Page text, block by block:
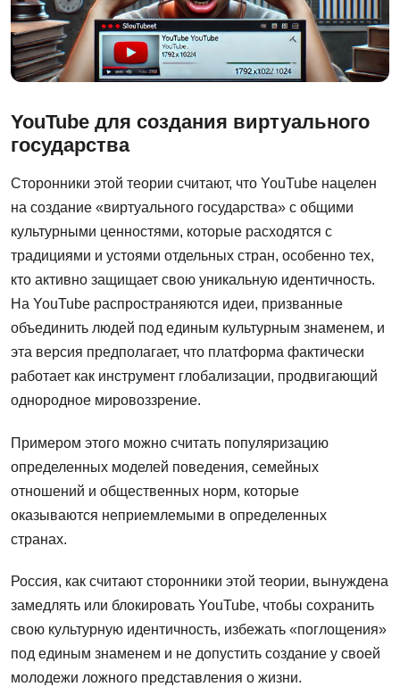
YouTube для создания виртуального
государства
Сторонники этой теории считают, что YouTube нацелен
на создание «виртуального государства» с общими
культурными ценностями, которые расходятся с
традициями и устоями отдельных стран, особенно тех,
кто активно защищает свою уникальную идентичность.
На YouTube распространяются идеи, призванные
объединить людей под единым культурным знаменем, и
эта версия предполагает, что платформа фактически
работает как инструмент глобализации, продвигающий
однородное мировоззрение.
Примером этого можно считать популяризацию
определенных моделей поведения, семейных
отношений и общественных норм, которые
оказываются неприемлемыми в определенных
странах.
Россия, как считают сторонники этой теории, вынуждена
замедлять или блокировать YouTube, чтобы сохранить
свою культурную идентичность, избежать «поглощения»
под единым знаменем и не допустить создание у своей
молодежи ложного представления о жизни.